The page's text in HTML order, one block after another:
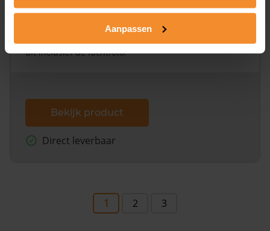
Aanpassen
Alleen globale ligging perceel
Een uitgebreid overzicht van het perceel en
omliggende percelen met de kadastrale erfgrenzen,
dit inclusief de luchtfoto!
Bekijk product
Direct leverbaar
1 2 3